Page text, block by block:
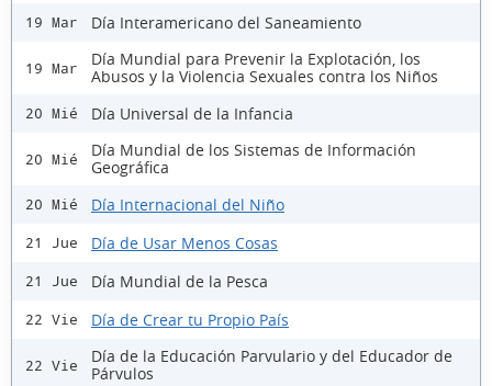
19 Mar Día Interamericano del Saneamiento
19 Mar
Día Mundial para Prevenir la Explotación, los
Abusos y la Violencia Sexuales contra los Niños
20 Mié Día Universal de la Infancia
20 Mié
Día Mundial de los Sistemas de Información
Geográfica
20 Mié Día Internacional del Niño
21 Jue Día de Usar Menos Cosas
21 Jue Día Mundial de la Pesca
22 Vie Día de Crear tu Propio País
22 Vie
Día de la Educación Parvulario y del Educador de
Párvulos